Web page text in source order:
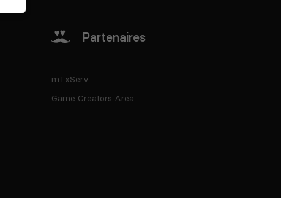
Partenaires
mTxServ
Game Creators Area